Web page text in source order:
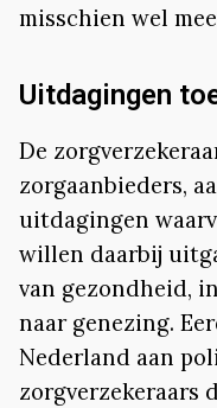
misschien wel
Uitdagingen
De
zorgaanbieders,
uitdagingen
willen daarbij
van gezondheid,
naar genezing.
Nederland aan
zorgverzekeraars